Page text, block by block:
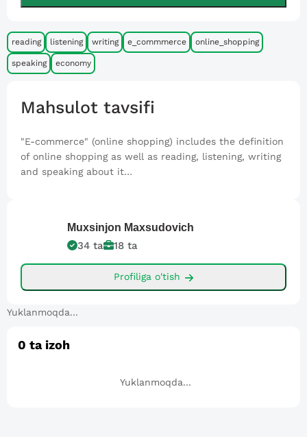
reading listening writing e_commmerce online_shopping
speaking economy
Mahsulot tavsifi
"E-commerce" (online shopping) includes the definition
of online shopping as well as reading, listening, writing
and speaking about it…
Muxsinjon Maxsudovich
34 ta 18 ta
Profiliga o'tish
Yuklanmoqda...
0 ta izoh
Yuklanmoqda...